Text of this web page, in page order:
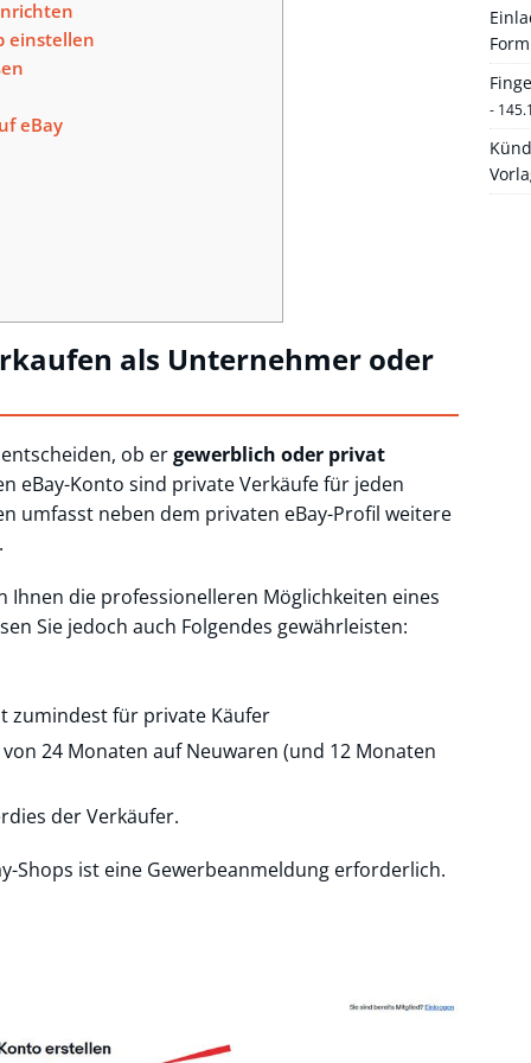
einstellen
eBay
als Unternehmer oder
ob ergewerblich oder privat
eBay-Konto sind private Verkäufe für jeden
umfasst neben dem privaten eBay-Profil weitere
.
Ihnen die professionelleren Möglichkeiten eines
Sie jedoch auch Folgendes gewährleisten:
zumindest für private Käufer
24 Monaten auf Neuwaren (und 12 Monaten
der Verkäufer.
Shops ist eine Gewerbeanmeldung erforderlich.
-